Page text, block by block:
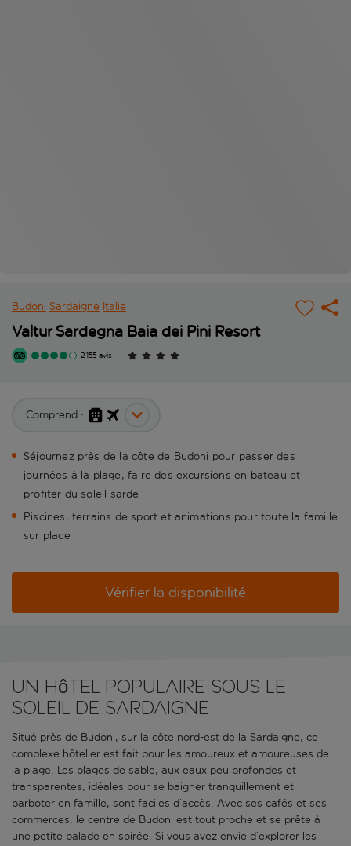
Budoni Sardaigne Italie
Valtur Sardegna Baia dei Pini Resort
2 155 avis
Comprend :
Séjournez près de la côte de Budoni pour passer des
journées à la plage, faire des excursions en bateau et
profiter du soleil sarde
Piscines, terrains de sport et animations pour toute la famille
sur place
Vérifier la disponibilité
Un hôtel populaire sous le
soleil de Sardaigne
Situé près de Budoni, sur la côte nord-est de la Sardaigne, ce
complexe hôtelier est fait pour les amoureux et amoureuses de
la plage. Les plages de sable, aux eaux peu profondes et
transparentes, idéales pour se baigner tranquillement et
barboter en famille, sont faciles d’accès. Avec ses cafés et ses
commerces, le centre de Budoni est tout proche et se prête à
une petite balade en soirée. Si vous avez envie d’explorer les